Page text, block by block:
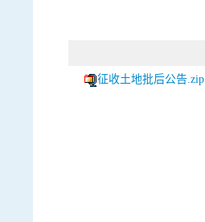
征收土地批后公告.zip